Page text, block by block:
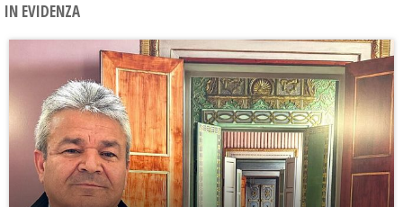
IN EVIDENZA